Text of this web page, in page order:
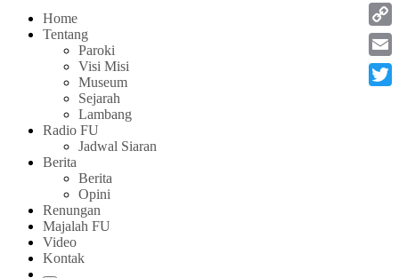
Asmat Home
Tentang
Paroki
Visi Misi
Museum
Sejarah
Lambang
Radio FU
Jadwal Siaran
Berita
Berita
Opini
Renungan
Majalah FU
Video
Kontak
Copy
Link